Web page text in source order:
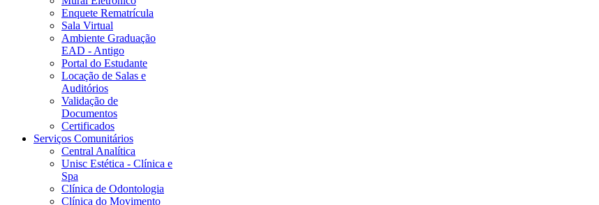
Enquete Rematrícula
Sala Virtual
Ambiente Graduação
EAD - Antigo
Portal do Estudante
Locação de Salas e
Auditórios
Validação de
Documentos
Certificados
Serviços Comunitários
Central Analítica
Unisc Estética - Clínica e
Spa
Clínica de Odontologia
Clínica do Movimento